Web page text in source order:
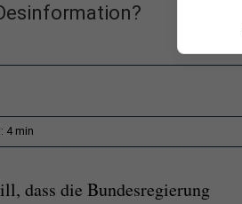
4 min
dass die Bundesregierung